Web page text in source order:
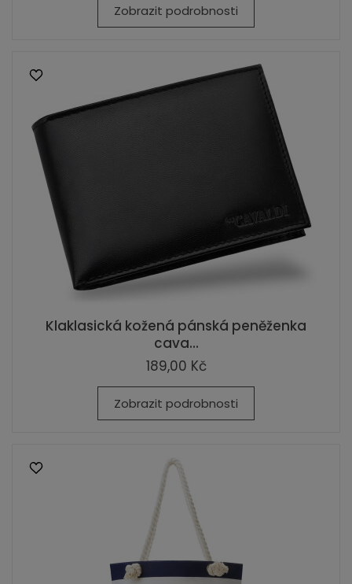
Zobrazit podrobnosti
Klaklasická kožená pánská peněženka
cava...
189,00 Kč
Zobrazit podrobnosti